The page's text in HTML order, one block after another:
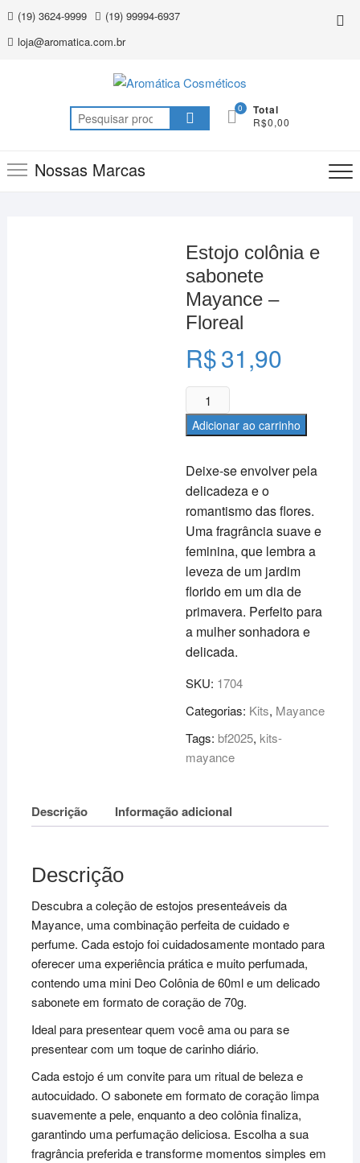
Skip
content
(19) 3624-9999
(19) 99994-6937
loja@aromatica.com.br
Pesquisar
por:
0 Total
R$0,00
Nossas Marcas
Estojo colônia e
sabonete
Mayance –
Floreal
R$31,90
Deixe-se envolver pela
delicadeza e o
romantismo das flores.
Uma fragrância suave e
feminina, que lembra a
leveza de um jardim
florido em um dia de
primavera. Perfeito para
a mulher sonhadora e
delicada.
Estojo
colônia
e
Mayance
-
Floreal
quantidade
Adicionar ao carrinho
SKU: 1704
Categorias: Kits, Mayance
Tags:bf2025, kits-
mayance
Descrição Informação adicional
Descrição
Descubra a coleção de estojos presenteáveis da
Mayance, uma combinação perfeita de cuidado e
perfume. Cada estojo foi cuidadosamente montado para
oferecer uma experiência prática e muito perfumada,
contendo uma mini Deo Colônia de 60ml e um delicado
sabonete em formato de coração de 70g.
Ideal para presentear quem você ama ou para se
presentear com um toque de carinho diário.
Cada estojo é um convite para um ritual de beleza e
autocuidado. O sabonete em formato de coração limpa
suavemente a pele, enquanto a deo colônia finaliza,
garantindo uma perfumação deliciosa. Escolha a sua
fragrância preferida e transforme momentos simples em